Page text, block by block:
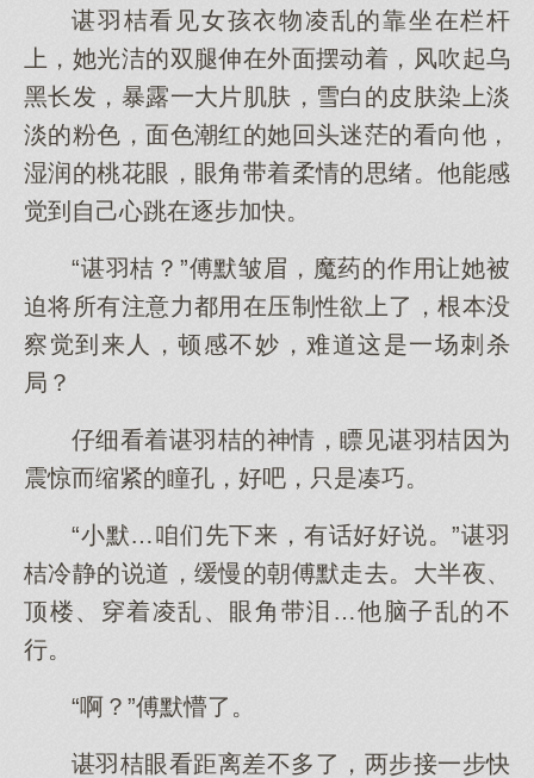
谌羽桔看见女孩衣物凌乱的靠坐在栏杆
上，她光洁的双腿伸在外面摆动着，风吹起乌
黑长发，暴露一大片肌肤，雪白的皮肤染上淡
淡的粉色，面色潮红的她回头迷茫的看向他，
湿润的桃花眼，眼角带着柔情的思绪。他能感
觉到自己心跳在逐步加快。
“谌羽桔？”傅默皱眉，魔药的作用让她被
迫将所有注意力都用在压制性欲上了，根本没
察觉到来人，顿感不妙，难道这是一场刺杀
局？
仔细看着谌羽桔的神情，瞟见谌羽桔因为
震惊而缩紧的瞳孔，好吧，只是凑巧。
“小默…咱们先下来，有话好好说。”谌羽
桔冷静的说道，缓慢的朝傅默走去。大半夜、
顶楼、穿着凌乱、眼角带泪…他脑子乱的不
行。
“啊？”傅默懵了。
谌羽桔眼看距离差不多了，两步接一步快